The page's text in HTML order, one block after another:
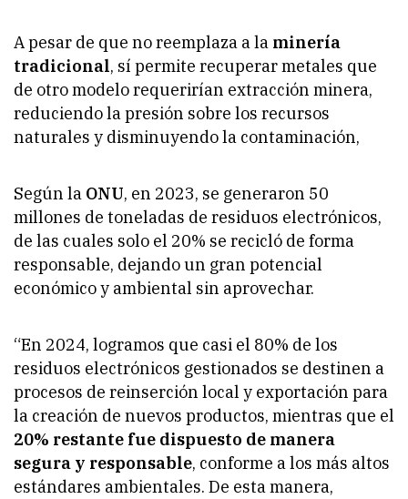
A pesar de que no reemplaza a la minería
tradicional, sí permite recuperar metales que
de otro modelo requerirían extracción minera,
reduciendo la presión sobre los recursos
naturales y disminuyendo la contaminación,
Según la ONU, en 2023, se generaron 50
millones de toneladas de residuos electrónicos,
de las cuales solo el 20% se recicló de forma
responsable, dejando un gran potencial
económico y ambiental sin aprovechar.
“En 2024, logramos que casi el 80% de los
residuos electrónicos gestionados se destinen a
procesos de reinserción local y exportación para
la creación de nuevos productos, mientras que el
20% restante fue dispuesto de manera
segura y responsable, conforme a los más altos
estándares ambientales. De esta manera,